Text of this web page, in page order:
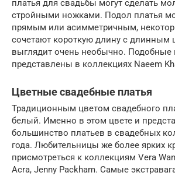
платья для свадьбы могут сделать
стройными ножками. Подол платья
прямым или асимметричным,
сочетают короткую длину с длинным
выглядит очень необычно. Подобные
представлены в коллекциях Naeem
Цветные свадебные платья
Традиционным цветом свадебного
белый. Именно в этом цвете и
большинство платьев в свадебных
года. Любительницы же более ярких
присмотреться к коллекциям Vera
Acra, Jenny Packham. Самые